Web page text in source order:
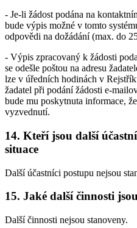
- Je-li žádost podána na
bude výpis možné v tomto
odpovědi na dožádání (max. do
- Výpis zpracovaný k žádosti
se odešle poštou na adresu
lze v úředních hodinách v
žadatel při podání žádosti e-
bude mu poskytnuta informace,
vyzvednutí.
14. Kteří jsou další
situace
Další účastníci postupu nejsou
15. Jaké další činnosti
Další činnosti nejsou stanoveny.